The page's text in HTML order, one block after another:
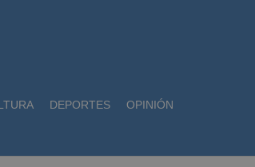
DEPORTES OPINIÓN